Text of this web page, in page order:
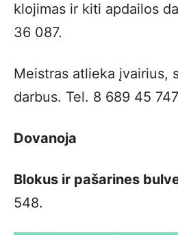
klojimas ir kiti apdailos
36 087.
Meistras atlieka įvairius,
darbus. Tel. 8 689 45
Dovanoja
Blokus ir pašarines
548.